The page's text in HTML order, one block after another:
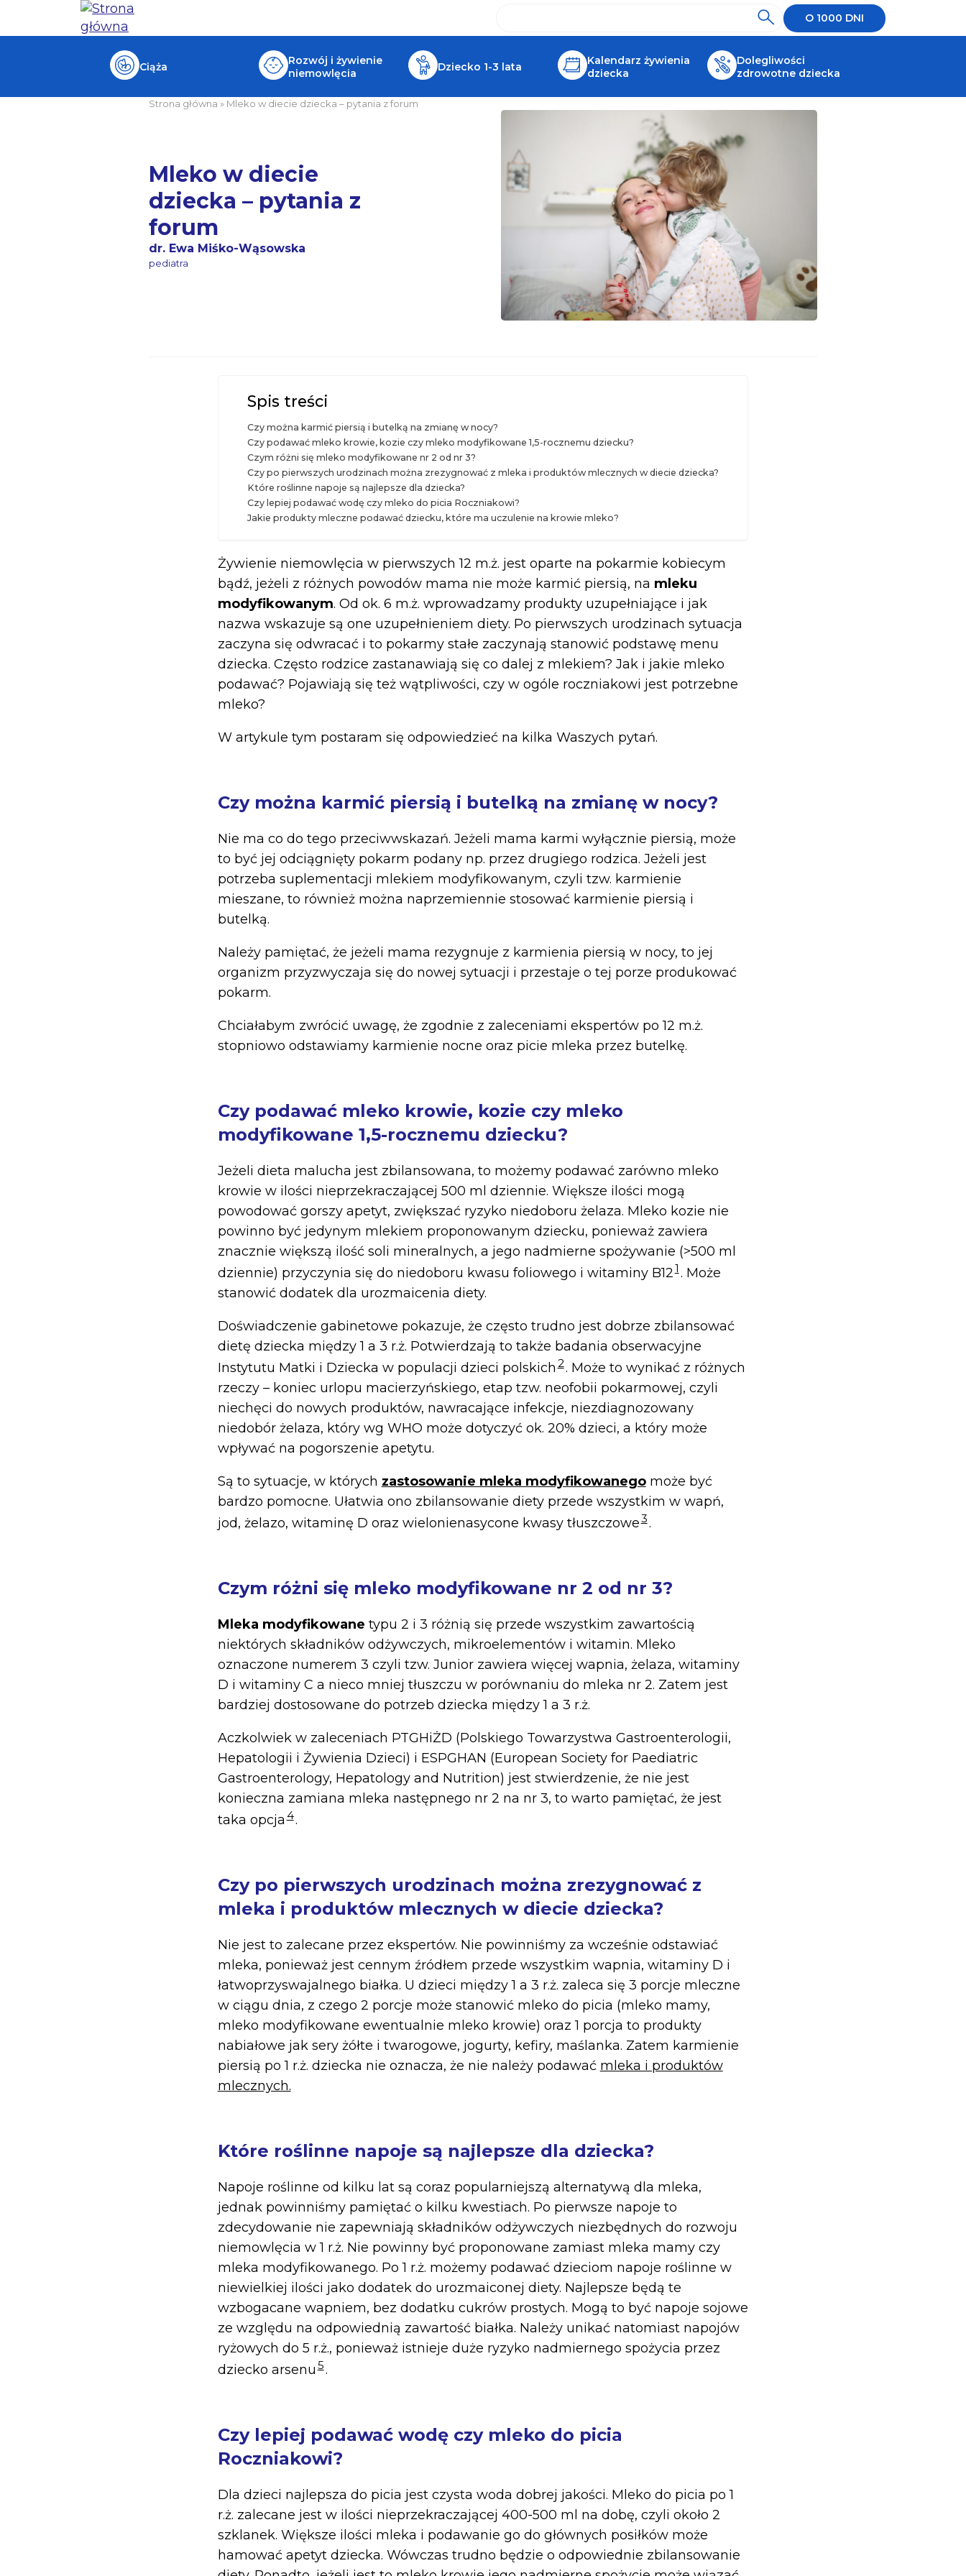
O 1000 DNI
Ciąża
Rozwój i żywienie
niemowlęcia
Dziecko 1-3 lata
Kalendarz żywienia
dziecka
Dolegliwości
zdrowotne dziecka
Strona główna » Mleko w diecie dziecka – pytania z forum
Mleko w diecie
dziecka – pytania z
forum
dr. Ewa Miśko-Wąsowska
pediatra
Spis treści
Czy można karmić piersią i butelką na zmianę w nocy?
Czy podawać mleko krowie, kozie czy mleko modyfikowane 1,5-rocznemu dziecku?
Czym różni się mleko modyfikowane nr 2 od nr 3?
Czy po pierwszych urodzinach można zrezygnować z mleka i produktów mlecznych w diecie dziecka?
Które roślinne napoje są najlepsze dla dziecka?
Czy lepiej podawać wodę czy mleko do picia Roczniakowi?
Jakie produkty mleczne podawać dziecku, które ma uczulenie na krowie mleko?
Żywienie niemowlęcia w pierwszych 12 m.ż. jest oparte na pokarmie kobiecym
bądź, jeżeli z różnych powodów mama nie może karmić piersią, na mleku
modyfikowanym. Od ok. 6 m.ż. wprowadzamy produkty uzupełniające i jak
nazwa wskazuje są one uzupełnieniem diety. Po pierwszych urodzinach sytuacja
zaczyna się odwracać i to pokarmy stałe zaczynają stanowić podstawę menu
dziecka. Często rodzice zastanawiają się co dalej z mlekiem? Jak i jakie mleko
podawać? Pojawiają się też wątpliwości, czy w ogóle roczniakowi jest potrzebne
mleko?
W artykule tym postaram się odpowiedzieć na kilka Waszych pytań.
Czy można karmić piersią i butelką na zmianę w nocy?
Nie ma co do tego przeciwwskazań. Jeżeli mama karmi wyłącznie piersią, może
to być jej odciągnięty pokarm podany np. przez drugiego rodzica. Jeżeli jest
potrzeba suplementacji mlekiem modyfikowanym, czyli tzw. karmienie
mieszane, to również można naprzemiennie stosować karmienie piersią i
butelką.
Należy pamiętać, że jeżeli mama rezygnuje z karmienia piersią w nocy, to jej
organizm przyzwyczaja się do nowej sytuacji i przestaje o tej porze produkować
pokarm.
Chciałabym zwrócić uwagę, że zgodnie z zaleceniami ekspertów po 12 m.ż.
stopniowo odstawiamy karmienie nocne oraz picie mleka przez butelkę.
Czy podawać mleko krowie, kozie czy mleko
modyfikowane 1,5-rocznemu dziecku?
Jeżeli dieta malucha jest zbilansowana, to możemy podawać zarówno mleko
krowie w ilości nieprzekraczającej 500 ml dziennie. Większe ilości mogą
powodować gorszy apetyt, zwiększać ryzyko niedoboru żelaza. Mleko kozie nie
powinno być jedynym mlekiem proponowanym dziecku, ponieważ zawiera
znacznie większą ilość soli mineralnych, a jego nadmierne spożywanie (>500 ml
dziennie) przyczynia się do niedoboru kwasu foliowego i witaminy B121 . Może
stanowić dodatek dla urozmaicenia diety.
Doświadczenie gabinetowe pokazuje, że często trudno jest dobrze zbilansować
dietę dziecka między 1 a 3 r.ż. Potwierdzają to także badania obserwacyjne
Instytutu Matki i Dziecka w populacji dzieci polskich 2. Może to wynikać z różnych
rzeczy – koniec urlopu macierzyńskiego, etap tzw. neofobii pokarmowej, czyli
niechęci do nowych produktów, nawracające infekcje, niezdiagnozowany
niedobór żelaza, który wg WHO może dotyczyć ok. 20% dzieci, a który może
wpływać na pogorszenie apetytu.
Są to sytuacje, w których zastosowanie mleka modyfikowanegomoże być
bardzo pomocne. Ułatwia ono zbilansowanie diety przede wszystkim w wapń,
jod, żelazo, witaminę D oraz wielonienasycone kwasy tłuszczowe3.
Czym różni się mleko modyfikowane nr 2 od nr 3?
Mleka modyfikowane typu 2 i 3 różnią się przede wszystkim zawartością
niektórych składników odżywczych, mikroelementów i witamin. Mleko
oznaczone numerem 3 czyli tzw. Junior zawiera więcej wapnia, żelaza, witaminy
D i witaminy C a nieco mniej tłuszczu w porównaniu do mleka nr 2. Zatem jest
bardziej dostosowane do potrzeb dziecka między 1 a 3 r.ż.
Aczkolwiek w zaleceniach PTGHiŻD (Polskiego Towarzystwa Gastroenterologii,
Hepatologii i Żywienia Dzieci) i ESPGHAN (European Society for Paediatric
Gastroenterology, Hepatology and Nutrition) jest stwierdzenie, że nie jest
konieczna zamiana mleka następnego nr 2 na nr 3, to warto pamiętać, że jest
taka opcja 4.
Czy po pierwszych urodzinach można zrezygnować z
mleka i produktów mlecznych w diecie dziecka?
Nie jest to zalecane przez ekspertów. Nie powinniśmy za wcześnie odstawiać
mleka, ponieważ jest cennym źródłem przede wszystkim wapnia, witaminy D i
łatwoprzyswajalnego białka. U dzieci między 1 a 3 r.ż. zaleca się 3 porcje mleczne
w ciągu dnia, z czego 2 porcje może stanowić mleko do picia (mleko mamy,
mleko modyfikowane ewentualnie mleko krowie) oraz 1 porcja to produkty
nabiałowe jak sery żółte i twarogowe, jogurty, kefiry, maślanka. Zatem karmienie
piersią po 1 r.ż. dziecka nie oznacza, że nie należy podawać mleka i produktów
mlecznych.
Które roślinne napoje są najlepsze dla dziecka?
Napoje roślinne od kilku lat są coraz popularniejszą alternatywą dla mleka,
jednak powinniśmy pamiętać o kilku kwestiach. Po pierwsze napoje to
zdecydowanie nie zapewniają składników odżywczych niezbędnych do rozwoju
niemowlęcia w 1 r.ż. Nie powinny być proponowane zamiast mleka mamy czy
mleka modyfikowanego. Po 1 r.ż. możemy podawać dzieciom napoje roślinne w
niewielkiej ilości jako dodatek do urozmaiconej diety. Najlepsze będą te
wzbogacane wapniem, bez dodatku cukrów prostych. Mogą to być napoje sojowe
ze względu na odpowiednią zawartość białka. Należy unikać natomiast napojów
ryżowych do 5 r.ż., ponieważ istnieje duże ryzyko nadmiernego spożycia przez
dziecko arsenu 5.
Czy lepiej podawać wodę czy mleko do picia
Roczniakowi?
Dla dzieci najlepsza do picia jest czysta woda dobrej jakości. Mleko do picia po 1
r.ż. zalecane jest w ilości nieprzekraczającej 400-500 ml na dobę, czyli około 2
szklanek. Większe ilości mleka i podawanie go do głównych posiłków może
hamować apetyt dziecka. Wówczas trudno będzie o odpowiednie zbilansowanie